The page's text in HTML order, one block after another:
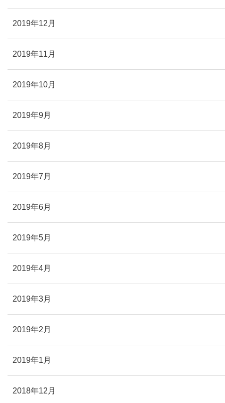
2019年12月
2019年11月
2019年10月
2019年9月
2019年8月
2019年7月
2019年6月
2019年5月
2019年4月
2019年3月
2019年2月
2019年1月
2018年12月